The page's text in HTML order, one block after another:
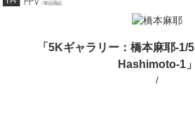
「5Kギャラリー：橋本麻耶-
Hashimoto-1」
/